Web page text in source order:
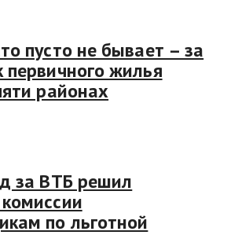
пусто не бывает – за
первичного жилья
районах
за ВТБ решил
по льготной